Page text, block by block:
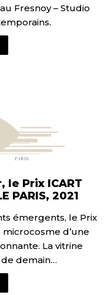
Fresnoy – Studio
le Prix ICART
PARIS, 2021
émergents, le Prix
d’une
La vitrine
demain…